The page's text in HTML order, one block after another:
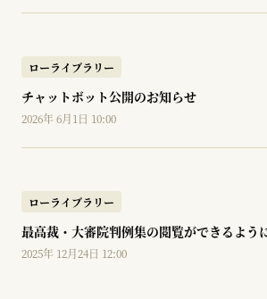
ローライブラリー
チャットボット公開のお知らせ
2026年 6月1日 10:00
ローライブラリー
最高裁・大審院判例集の閲覧ができるよう
2025年 12月24日 12:00